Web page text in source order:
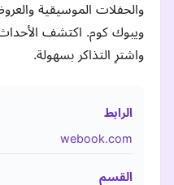
والحفلات الموسيقية
ويبوك كوم. اكتشف الأحداث
واشترِ التذاكر بسهولة.
الرابط
webook.com
القسم